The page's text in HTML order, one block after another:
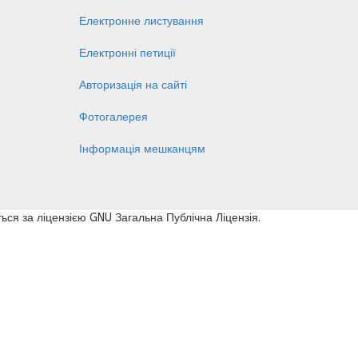
Електронне листування
Електронні петиції
Авторизація на сайті
Фотогалерея
Інформація мешканцям
за ліцензією GNU Загальна Публічна Ліцензія.